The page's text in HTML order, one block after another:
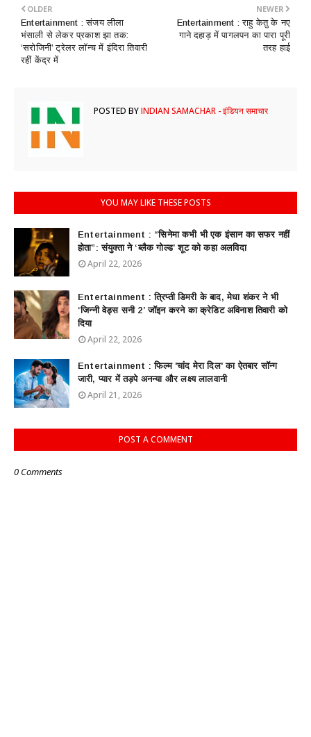
NEWER
Entertainment : ​राहु केतु के नए
गाने दहाड़ में पागलपन का पारा पूरी
तरह हाई
OLDER
Entertainment : ​संजय लीला
भंसाली से लेकर प्रकाश झा तक:
‘सरोजिनी’ ट्रेलर लॉन्च में इंदिरा तिवारी
रहीं केंद्र में
POSTED BYINDIAN SAMACHAR - इंडियन समाचार
YOU MAY LIKE THESE POSTS
Entertainment : ​“सिनेमा कभी भी एक इंसान का सफर नहीं
होता”: संयुक्ता ने ‘ब्लैक गोल्ड’ शूट को कहा अलविदा
April 22, 2026
Entertainment : त्रिप्ती डिमरी के बाद, मेधा शंकर ने भी
‘जिन्नी वेड्स सनी 2’ जॉइन करने का क्रेडिट अविनाश तिवारी को
दिया
April 22, 2026
Entertainment : फिल्म 'चांद मेरा दिल' का ऐतबार सॉन्ग
जारी, प्यार में तड़पे अनन्या और लक्ष्य लालवानी
April 21, 2026
POST A COMMENT
0 Comments